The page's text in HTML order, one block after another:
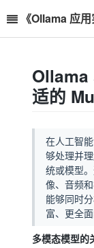
《Ollama 应用
Ollama
适的
在人工智能
够处理并
统或模型
像、音频
能够同时
富、更全面
多模态模型的